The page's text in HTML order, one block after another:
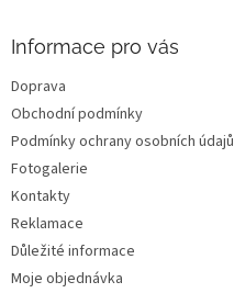
Informace pro vás
Doprava
Obchodní podmínky
Podmínky ochrany osobních údajů
Fotogalerie
Kontakty
Reklamace
Důležité informace
Moje objednávka